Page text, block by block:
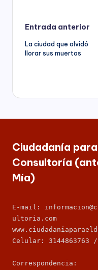
de
Entrada anterior
La ciudad que olvidó
llorar sus muertos
Ciudadanía
Consultoría
Mía)
E-mail:
ultoria.com
Celular: 3144863763 /
Correspondencia: